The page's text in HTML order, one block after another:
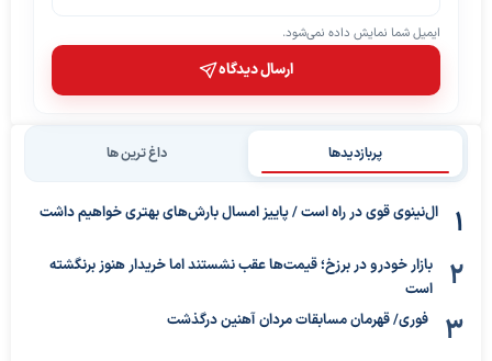
ایمیل شما نمایش داده نمی‌شود.
ارسال دیدگاه
پربازدیدها داغ ترین ها
ال‌نینوی قوی در راه است / پاییز امسال بارش‌های بهتری خواهیم داشت
بازار خودرو در برزخ؛ قیمت‌ها عقب نشستند اما خریدار هنوز برنگشته
است
فوری/ قهرمان مسابقات مردان آهنین درگذشت